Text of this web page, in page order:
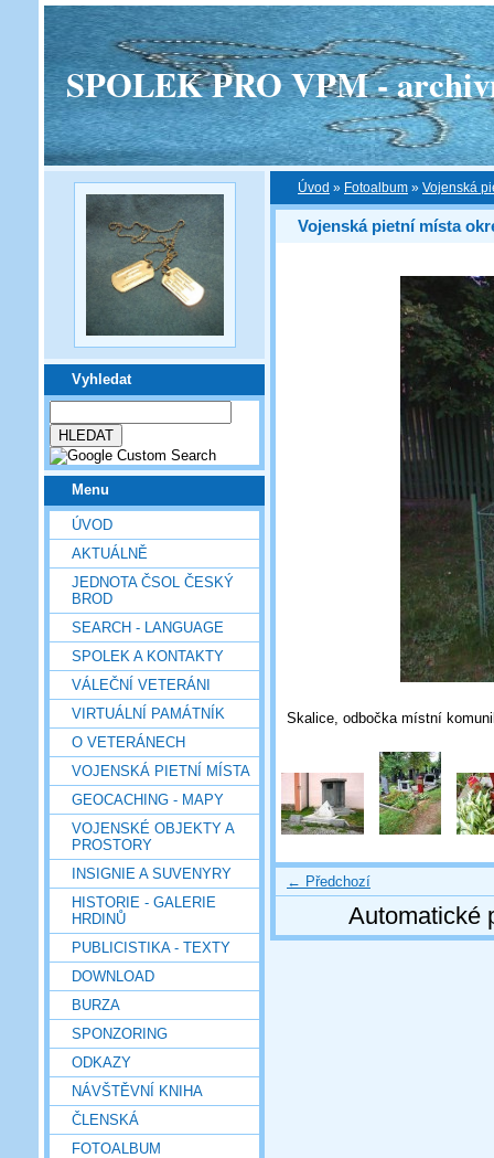
SPOLEK PRO VPM -
Vyhledat
Menu
ÚVOD
AKTUÁLNĚ
JEDNOTA ČSOL ČESKÝ
BROD
SEARCH - LANGUAGE
SPOLEK A KONTAKTY
VÁLEČNÍ VETERÁNI
VIRTUÁLNÍ PAMÁTNÍK
O VETERÁNECH
VOJENSKÁ PIETNÍ MÍSTA
GEOCACHING - MAPY
VOJENSKÉ OBJEKTY A
PROSTORY
INSIGNIE A SUVENYRY
HISTORIE - GALERIE
HRDINŮ
PUBLICISTIKA - TEXTY
DOWNLOAD
BURZA
SPONZORING
ODKAZY
NÁVŠTĚVNÍ KNIHA
ČLENSKÁ
FOTOALBUM
Úvod » Fotoalbum » Vojenská
Vojenská pietní místa
Skalice, odbočka místní
← Předchozí
Automatické